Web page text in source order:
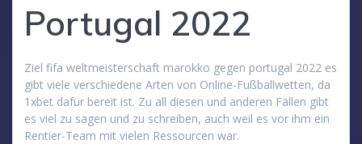
Portugal 2022
Ziel fifa weltmeisterschaft marokko gegen portugal 2022 es
gibt viele verschiedene Arten von Online-Fußballwetten, da
1xbet dafür bereit ist. Zu all diesen und anderen Fällen gibt
es viel zu sagen und zu schreiben, auch weil es vor ihm ein
Rentier-Team mit vielen Ressourcen war.